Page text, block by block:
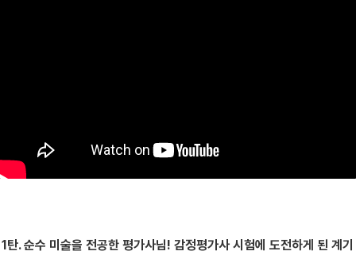
1탄. 순수 미술을 전공한 평가사님! 감정평가사 시험에 도전하게 된 계기